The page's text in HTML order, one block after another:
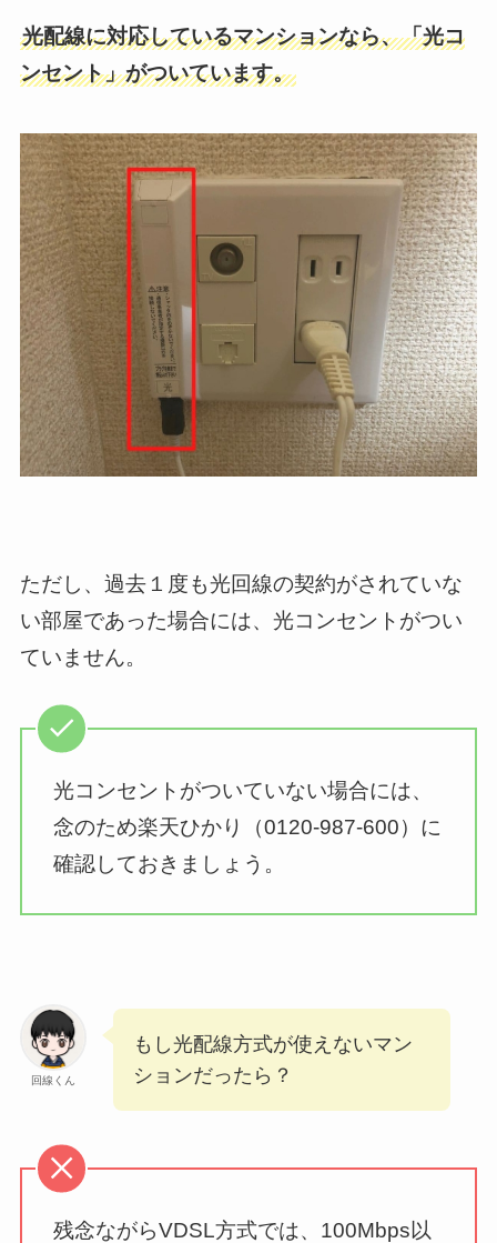
光配線に対応しているマンションなら、「光コ
ンセント」がついています。
ただし、過去１度も光回線の契約がされていな
い部屋であった場合には、光コンセントがつい
ていません。
光コンセントがついていない場合には、
念のため楽天ひかり（0120-987-600）に
確認しておきましょう。
回線くん
もし光配線方式が使えないマン
ションだったら？
残念ながらVDSL方式では、100Mbps以